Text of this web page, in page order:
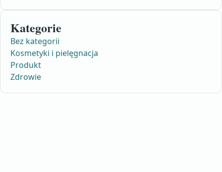
Kategorie
Bez kategorii
Kosmetyki i pielęgnacja
Produkt
Zdrowie